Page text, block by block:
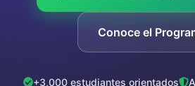
Conoce el
+3,000 estudiantes orientados